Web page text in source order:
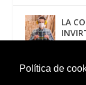
Política de
LA